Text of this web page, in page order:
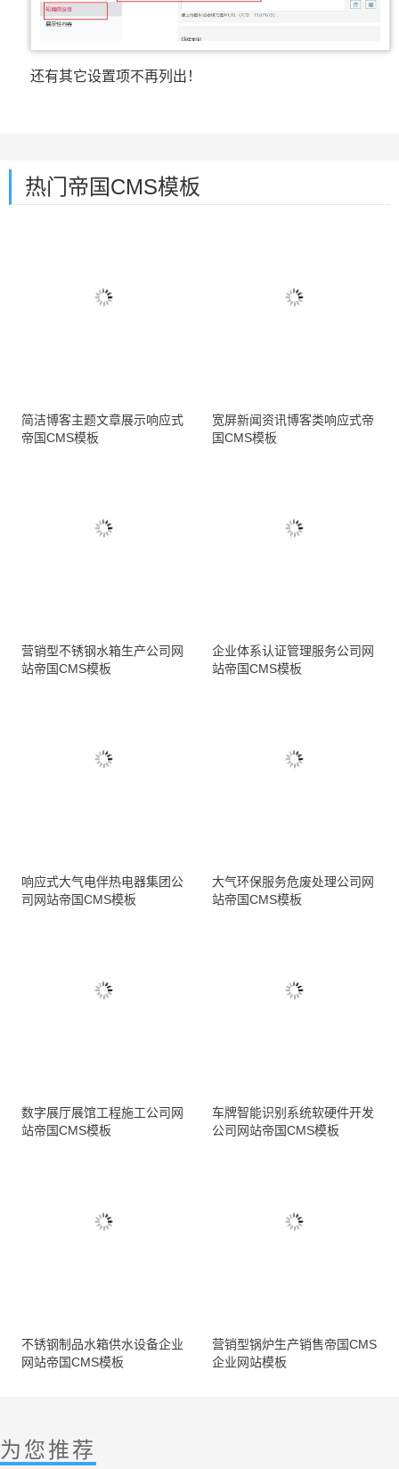
还有其它设置项不再列出！
热门帝国CMS模板
简洁博客主题文章展示响应式
帝国CMS模板
宽屏新闻资讯博客类响应式帝
国CMS模板
营销型不锈钢水箱生产公司网
站帝国CMS模板
企业体系认证管理服务公司网
站帝国CMS模板
响应式大气电伴热电器集团公
司网站帝国CMS模板
大气环保服务危废处理公司网
站帝国CMS模板
数字展厅展馆工程施工公司网
站帝国CMS模板
车牌智能识别系统软硬件开发
公司网站帝国CMS模板
不锈钢制品水箱供水设备企业
网站帝国CMS模板
营销型锅炉生产销售帝国CMS
企业网站模板
为您推荐